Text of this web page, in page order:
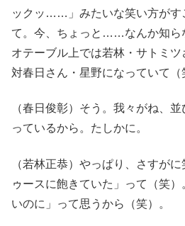
ックッ……」みたいな笑い方がす
て。今、ちょっと……なんか知ら
オテーブル上では若林・サトミツ
対春日さん・星野になっていて（
（春日俊彰）そう。我々がね、
っているから。たしかに。
（若林正恭）やっぱり、さすが
ゥースに飽きていた」って（笑
いのに」って思うから（笑）。